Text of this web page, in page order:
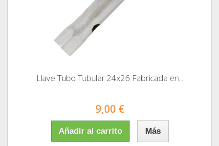
Llave Tubo Tubular 24x26 Fabricada en...
9,00 €
Añadir al carrito Más